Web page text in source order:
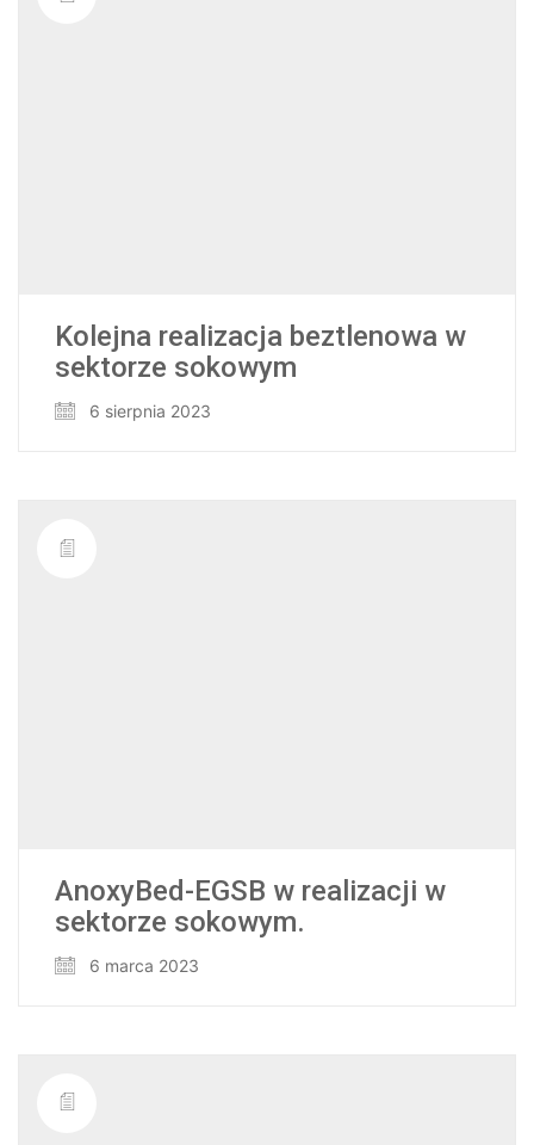
Kolejna realizacja beztlenowa w
sektorze sokowym
6 sierpnia 2023
AnoxyBed-EGSB w realizacji w
sektorze sokowym.
6 marca 2023